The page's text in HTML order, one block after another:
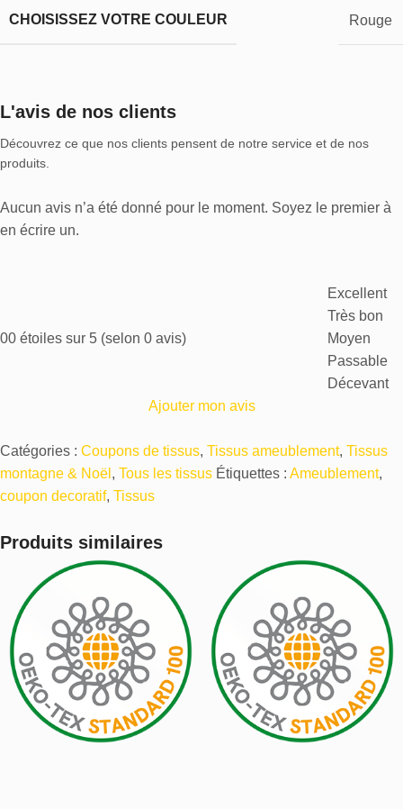
CHOISISSEZ VOTRE COULEUR Rouge
L'avis de nos clients
Découvrez ce que nos clients pensent de notre service et de nos
produits.
Aucun avis n’a été donné pour le moment. Soyez le premier à
en écrire un.
00 étoiles sur 5 (selon 0 avis)
Excellent
Très bon
Moyen
Passable
Décevant
Ajouter mon avis
Catégories : Coupons de tissus, Tissus ameublement, Tissus
montagne & Noël , Tous les tissus Étiquettes : Ameublement,
coupon decoratif, Tissus
Produits similaires